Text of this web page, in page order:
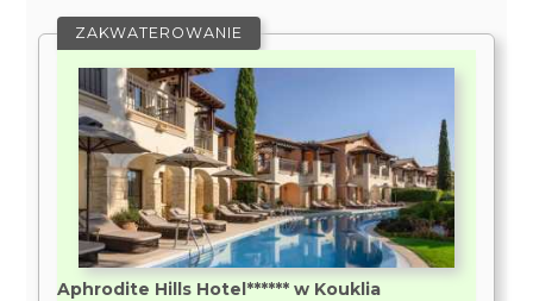
ZAKWATEROWANIE
Aphrodite Hills Hotel****** w Kouklia